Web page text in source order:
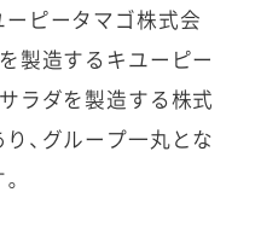
ピータマゴ株式会
製造するキユーピー
ラダを製造する株式
、グループ一丸とな